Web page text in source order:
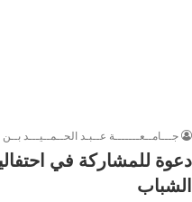
جـــامــعـــــــة عــبـد الحــمــيـــد
الشباب